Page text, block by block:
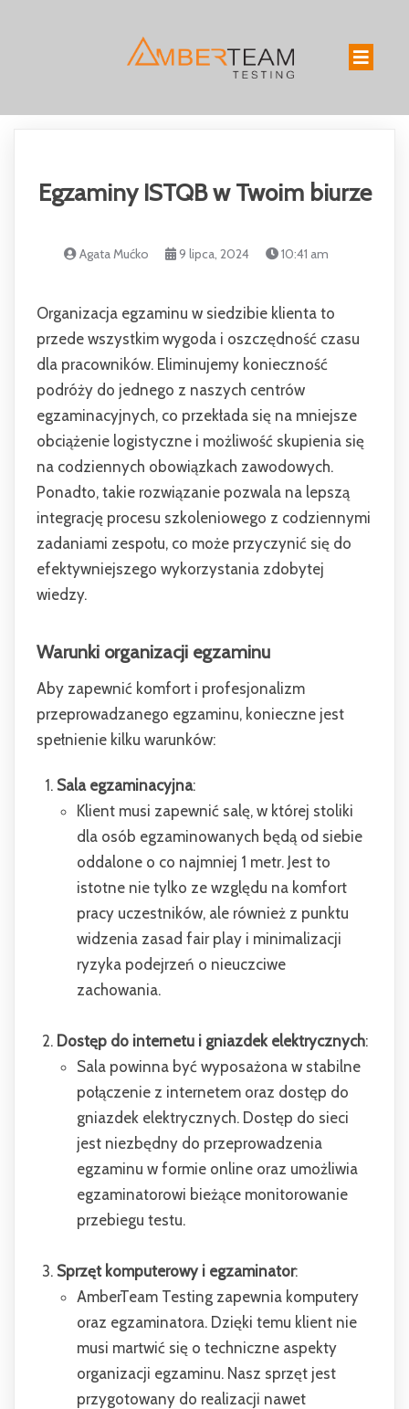
Egzaminy ISTQB w Twoim biurze
Agata Mućko 9 lipca, 2024 10:41 am
Organizacja egzaminu w siedzibie klienta to
przede wszystkim wygoda i oszczędność czasu
dla pracowników. Eliminujemy konieczność
podróży do jednego z naszych centrów
egzaminacyjnych, co przekłada się na mniejsze
obciążenie logistyczne i możliwość skupienia się
na codziennych obowiązkach zawodowych.
Ponadto, takie rozwiązanie pozwala na lepszą
integrację procesu szkoleniowego z codziennymi
zadaniami zespołu, co może przyczynić się do
efektywniejszego wykorzystania zdobytej
wiedzy.
Warunki organizacji egzaminu
Aby zapewnić komfort i profesjonalizm
przeprowadzanego egzaminu, konieczne jest
spełnienie kilku warunków:
Sala egzaminacyjna:
Klient musi zapewnić salę, w której stoliki
dla osób egzaminowanych będą od siebie
oddalone o co najmniej 1 metr. Jest to
istotne nie tylko ze względu na komfort
pracy uczestników, ale również z punktu
widzenia zasad fair play i minimalizacji
ryzyka podejrzeń o nieuczciwe
zachowania.
Dostęp do internetu i gniazdek elektrycznych:
Sala powinna być wyposażona w stabilne
połączenie z internetem oraz dostęp do
gniazdek elektrycznych. Dostęp do sieci
jest niezbędny do przeprowadzenia
egzaminu w formie online oraz umożliwia
egzaminatorowi bieżące monitorowanie
przebiegu testu.
Sprzęt komputerowy i egzaminator:
AmberTeam Testing zapewnia komputery
oraz egzaminatora. Dzięki temu klient nie
musi martwić się o techniczne aspekty
organizacji egzaminu. Nasz sprzęt jest
przygotowany do realizacji nawet